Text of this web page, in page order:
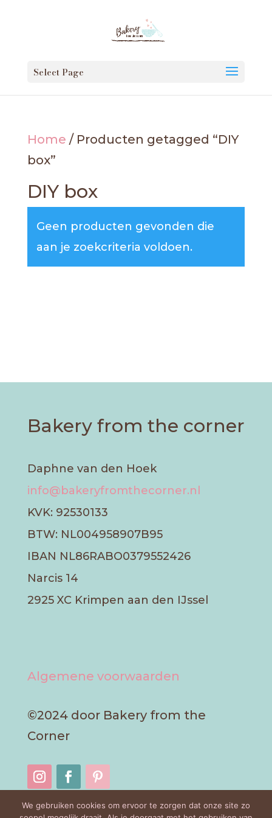
Select Page
Home / Producten getagged “DIY
box”
DIY box
Geen producten gevonden die
aan je zoekcriteria voldoen.
Bakery from the corner
Daphne van den Hoek
info@bakeryfromthecorner.nl
KVK: 92530133
BTW: NL004958907B95
IBAN NL86RABO0379552426
Narcis 14
2925 XC Krimpen aan den IJssel
Algemene voorwaarden
©2024 door Bakery from the
Corner
We gebruiken cookies om ervoor te zorgen dat onze site zo